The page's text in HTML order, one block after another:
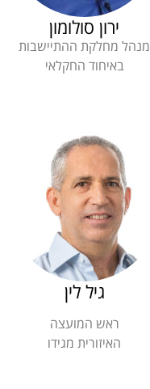
ירון סולומון
מנהל מחלקת ההתיישבות
באיחוד החקלאי
גיל לין
ראש המועצה
האיזורית מגידו